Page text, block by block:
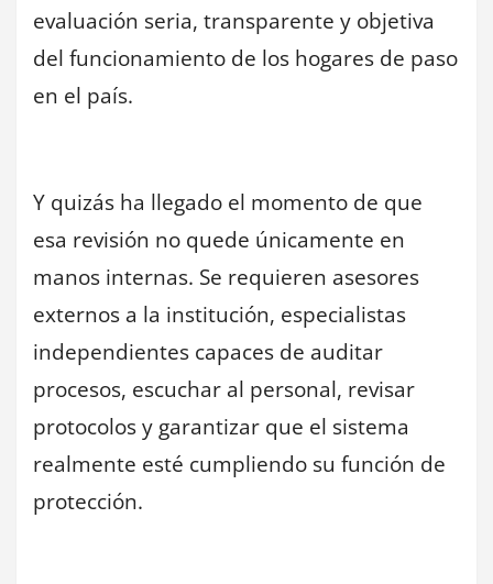
evaluación seria, transparente y objetiva
del funcionamiento de los hogares de paso
en el país.
Y quizás ha llegado el momento de que
esa revisión no quede únicamente en
manos internas. Se requieren asesores
externos a la institución, especialistas
independientes capaces de auditar
procesos, escuchar al personal, revisar
protocolos y garantizar que el sistema
realmente esté cumpliendo su función de
protección.